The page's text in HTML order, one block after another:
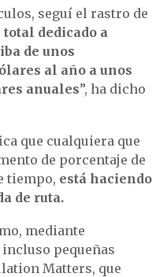
seguí el rastro de
total dedicado a
de unos
al año a unos
anuales”, ha dicho
que cualquiera que
de porcentaje de
tiempo, está haciendo
de ruta.
mediante
pequeñas
Matters, que